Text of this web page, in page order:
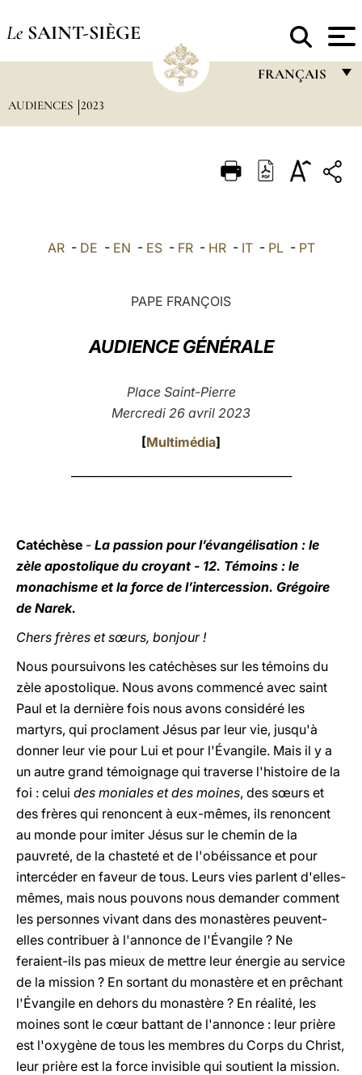
Le SAINT-SIÈGE
FRANÇAIS
ITALIANO
中文
AUDIENCES 2023
AR- DE - EN - ES- FR- HR- IT- PL- PT
PAPE FRANÇOIS
AUDIENCE GÉNÉRALE
Place Saint-Pierre
Mercredi 26 avril 2023
[Multimédia]
Catéchèse - La passion pour l’évangélisation : le
zèle apostolique du croyant - 12. Témoins : le
monachisme et la force de l’intercession. Grégoire
de Narek.
Chers frères et sœurs, bonjour !
Nous poursuivons les catéchèses sur les témoins du
zèle apostolique. Nous avons commencé avec saint
Paul et la dernière fois nous avons considéré les
martyrs, qui proclament Jésus par leur vie, jusqu'à
donner leur vie pour Lui et pour l'Évangile. Mais il y a
un autre grand témoignage qui traverse l'histoire de la
foi : celui des moniales et des moines, des sœurs et
des frères qui renoncent à eux-mêmes, ils renoncent
au monde pour imiter Jésus sur le chemin de la
pauvreté, de la chasteté et de l'obéissance et pour
intercéder en faveur de tous. Leurs vies parlent d'elles-
mêmes, mais nous pouvons nous demander comment
les personnes vivant dans des monastères peuvent-
elles contribuer à l'annonce de l'Évangile ? Ne
feraient-ils pas mieux de mettre leur énergie au service
de la mission ? En sortant du monastère et en prêchant
l'Évangile en dehors du monastère ? En réalité, les
moines sont le cœur battant de l'annonce : leur prière
est l'oxygène de tous les membres du Corps du Christ,
leur prière est la force invisible qui soutient la mission.